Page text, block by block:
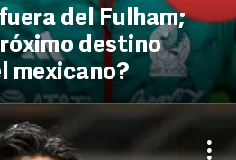
del Fulham;
destino
mexicano?